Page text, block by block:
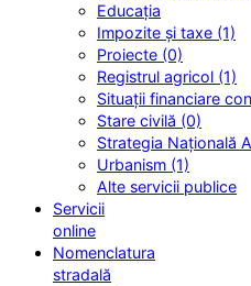
Educația
Impozite și taxe (1)
Proiecte (0)
Registrul agricol (1)
Situații financiare
Stare civilă (0)
Strategia Națională
Urbanism (1)
Alte servicii publice
Servicii
online
Nomenclatura
stradală